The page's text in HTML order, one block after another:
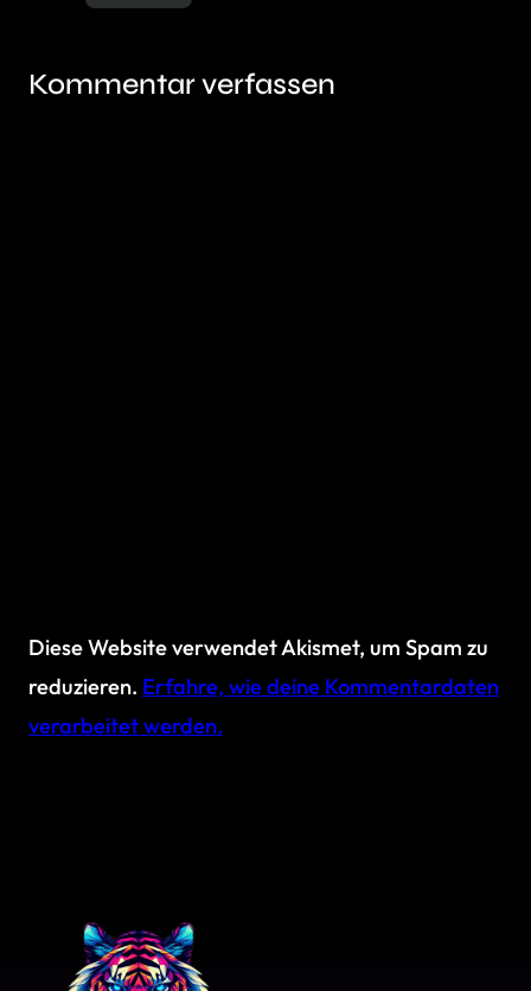
Kommentar verfassen
Diese Website verwendet Akismet, um Spam zu
reduzieren. Erfahre, wie deine Kommentardaten
verarbeitet werden.